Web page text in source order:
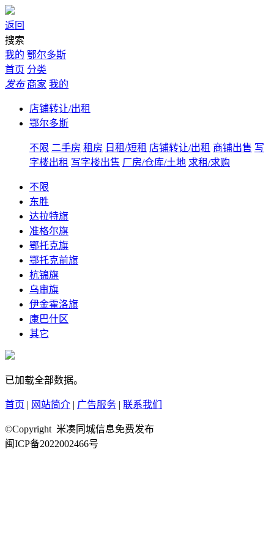
返回
搜索
我的 鄂尔多斯
首页 分类
发布 商家 我的
店铺转让/出租
鄂尔多斯
不限 二手房 租房 日租/短租 店铺转让/出租 商铺出售 写
字楼出租 写字楼出售 厂房/仓库/土地 求租/求购
不限
东胜
达拉特旗
准格尔旗
鄂托克旗
鄂托克前旗
杭锦旗
乌审旗
伊金霍洛旗
康巴什区
其它
已加载全部数据。
首页 | 网站简介 | 广告服务 | 联系我们
©Copyright 米凑同城信息免费发布
闽ICP备2022002466号